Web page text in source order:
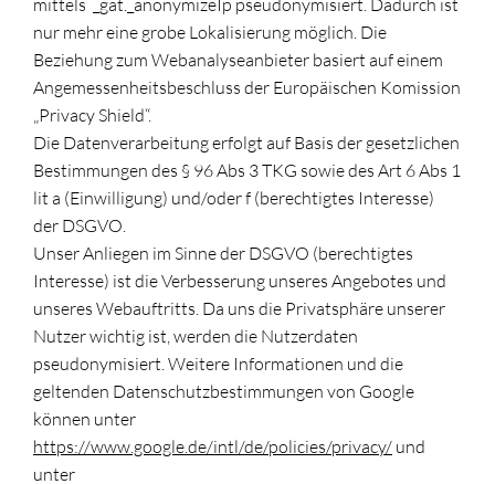
nur mehr eine grobe Lokalisierung möglich. Die
Beziehung zum Webanalyseanbieter basiert auf einem
Angemessenheitsbeschluss der Europäischen Komission
„Privacy Shield“.
Die Datenverarbeitung erfolgt auf Basis der gesetzlichen
Bestimmungen des § 96 Abs 3 TKG sowie des Art 6 Abs 1
lit a (Einwilligung) und/oder f (berechtigtes Interesse)
der DSGVO.
Unser Anliegen im Sinne der DSGVO (berechtigtes
Interesse) ist die Verbesserung unseres Angebotes und
unseres Webauftritts. Da uns die Privatsphäre unserer
Nutzer wichtig ist, werden die Nutzerdaten
pseudonymisiert. Weitere Informationen und die
geltenden Datenschutzbestimmungen von Google
können unter
https://www.google.de/intl/de/policies/privacy/ und
unter